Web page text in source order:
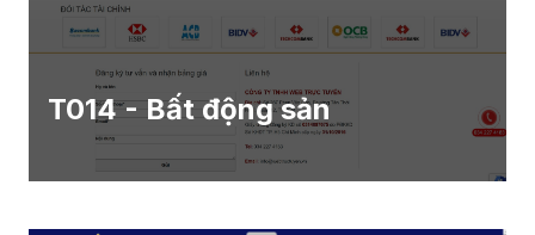
T014 - Bất động sản